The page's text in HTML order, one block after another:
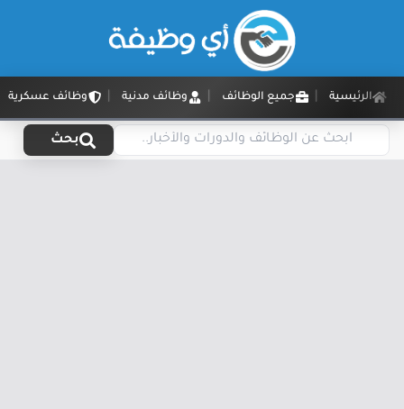
الرئيسية جميع الوظائف وظائف مدنية وظائف عسكرية
بحث